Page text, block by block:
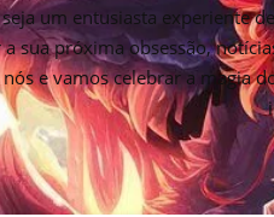
um entusiasta experiente
sua próxima obsessão,
e vamos celebrar a